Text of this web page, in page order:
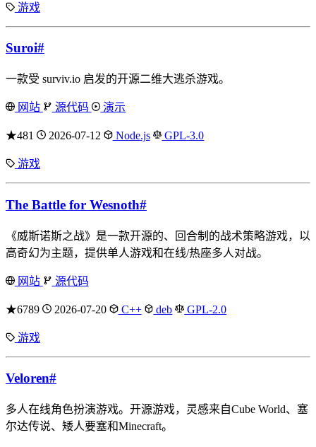
游戏
Suroi#
一款受 surviv.io 启发的开源二维大逃杀游戏。
网站 源代码 演示
★481 2026-07-12 Node.js GPL-3.0
游戏
The Battle for Wesnoth#
《威斯诺斯之战》是一款开源的、回合制的战术策略游戏，以
高奇幻为主题，提供单人游戏和在线/热座多人对战。
网站 源代码
★6789 2026-07-20 C++ deb GPL-2.0
游戏
Veloren#
多人在线角色扮演游戏。开源游戏，灵感来自Cube World、塞
尔达传说、矮人要塞和Minecraft。